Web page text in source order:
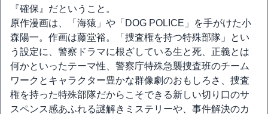
『確保』だということ。
原作漫画は、「海猿」や「DOG POLICE」を手がけた小
森陽一。作画は藤堂裕。「捜査権を持つ特殊部隊」とい
う設定に、警察ドラマに根ざしている生と死、正義とは
何かといったテーマ性、警察庁特殊急襲捜査班のチーム
ワークとキャラクター豊かな群像劇のおもしろさ、捜査
権を持った特殊部隊だからこそできる新しい切り口のサ
スペンス感あふれる謎解きミステリーや、事件解決のカ